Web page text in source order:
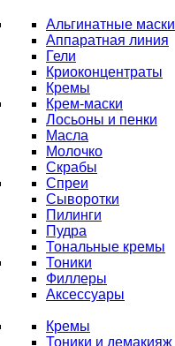
Альгинатные маски
Аппаратная линия
Гели
Криоконцентраты
Кремы
Крем-маски
Лосьоны и пенки
Масла
Молочко
Скрабы
Спреи
Сыворотки
Пилинги
Пудра
Тональные кремы
Тоники
Филлеры
Аксессуары
Кремы
Тоники и демакияж